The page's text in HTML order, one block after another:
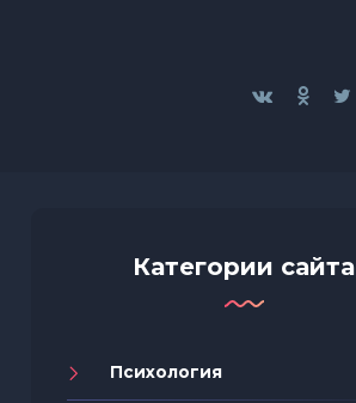
Категории сайта
Психология